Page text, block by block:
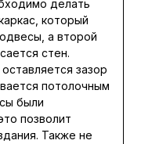
делать
который
а второй
стен.
зазор
потолочным
были
позволит
Также не